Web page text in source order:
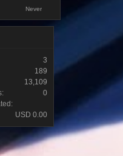
Never
3
189
13,109
0
USD 0.00